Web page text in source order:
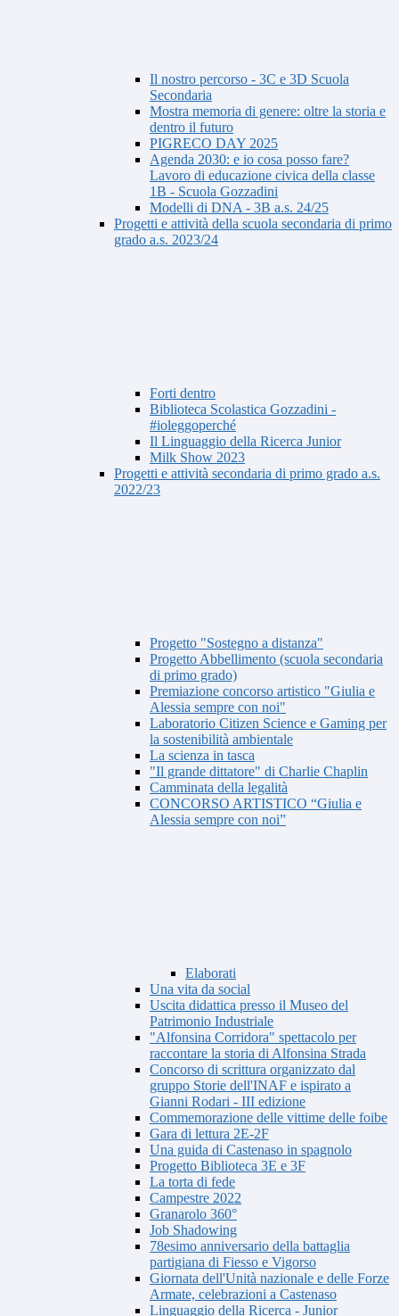
Il nostro percorso - 3C e 3D Scuola
Secondaria
Mostra memoria di genere: oltre la storia e
dentro il futuro
PIGRECO DAY 2025
Agenda 2030: e io cosa posso fare?
Lavoro di educazione civica della classe
1B - Scuola Gozzadini
Modelli di DNA - 3B a.s. 24/25
Progetti e attività della scuola secondaria di primo
grado a.s. 2023/24
Forti dentro
Biblioteca Scolastica Gozzadini -
#ioleggoperché
Il Linguaggio della Ricerca Junior
Milk Show 2023
Progetti e attività secondaria di primo grado a.s.
2022/23
Progetto "Sostegno a distanza"
Progetto Abbellimento (scuola secondaria
di primo grado)
Premiazione concorso artistico "Giulia e
Alessia sempre con noi"
Laboratorio Citizen Science e Gaming per
la sostenibilità ambientale
La scienza in tasca
"Il grande dittatore" di Charlie Chaplin
Camminata della legalità
CONCORSO ARTISTICO “Giulia e
Alessia sempre con noi”
Elaborati
Una vita da social
Uscita didattica presso il Museo del
Patrimonio Industriale
"Alfonsina Corridora" spettacolo per
raccontare la storia di Alfonsina Strada
Concorso di scrittura organizzato dal
gruppo Storie dell'INAF e ispirato a
Gianni Rodari - III edizione
Commemorazione delle vittime delle foibe
Gara di lettura 2E-2F
Una guida di Castenaso in spagnolo
Progetto Biblioteca 3E e 3F
La torta di fede
Campestre 2022
Granarolo 360°
Job Shadowing
78esimo anniversario della battaglia
partigiana di Fiesso e Vigorso
Giornata dell'Unità nazionale e delle Forze
Armate, celebrazioni a Castenaso
Linguaggio della Ricerca - Junior